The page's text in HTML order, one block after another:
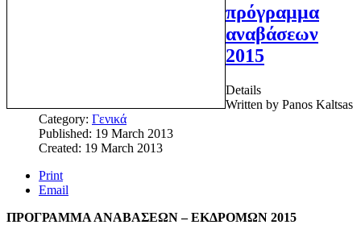
πρόγραμμα
αναβάσεων
2015
Details
Written by Panos Kaltsas
Category: Γενικά
Published: 19 March 2013
Created: 19 March 2013
Print
Email
ΠΡΟΓΡΑΜΜΑ ΑΝΑΒΑΣΕΩΝ – ΕΚΔΡΟΜΩΝ 2015